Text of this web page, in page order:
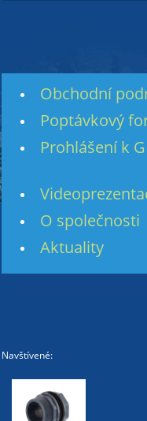
Obchodní
Poptávkový
Prohlášení k
O společnosti
Aktuality
Navštívené: